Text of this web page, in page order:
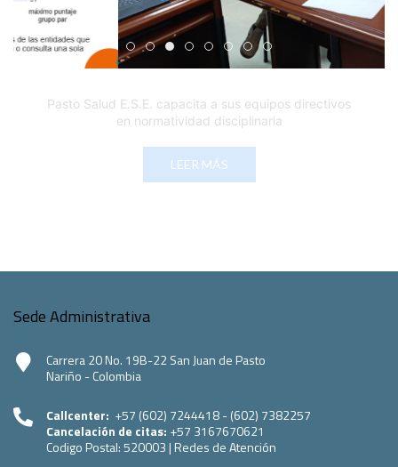
Edicto Emplazatorio a los Afiliados en el Régimen
Pasto Salud ESE lidera gestión institucional
Pasto Salud E.S.E. capacita a sus equipos
Último día para inscripciones en
Viceministro garantiza
Mil pesos que salvan vidas:
Cápsula 18-26 - Reporte
Cápsula 17-26 -
Pasto Salud E.S.E. capacita a sus equipos directivos
en normatividad disciplinaria
LEER MÁS
Sede Administrativa
Carrera 20 No. 19B-22 San Juan de Pasto
Nariño - Colombia
Callcenter: +57 (602) 7244418 - (602) 7382257
Cancelación de citas: +57 3167670621
Codigo Postal:520003 | Redes de Atención